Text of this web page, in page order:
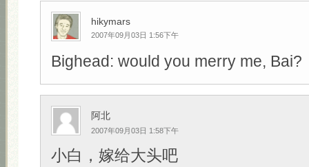
hikymars
2007年09月03日 1:56下午
Bighead: would you merry me, Bai?
阿北
2007年09月03日 1:58下午
小白，嫁给大头吧